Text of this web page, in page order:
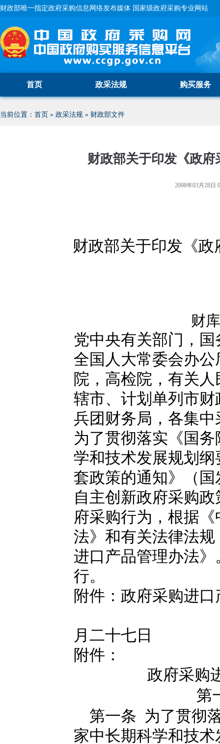
财政部唯一指定政府采购信息网络发布媒体 国家级政府采购专业网站
首页 政采法规 购买服务
当前位置： 首页 » 政采法规 » 财政部文件
财政部关于印发《政
2008年03月28日
财政部关于印发《
财
党中央有关部门，
全国人大常委会办
院，高检院，有关
辖市、计划单列市
兵团财务局，各集中
为了贯彻落实《国
学和技术发展规划纲
套政策的通知》（
自主创新政府采购
府采购行为，根据
法》和有关法律法
进口产品管理办法
行。
附件：政府采购进
月二十七日
附件：
政府采购
第
第一条 为了贯彻
家中长期科学和技术